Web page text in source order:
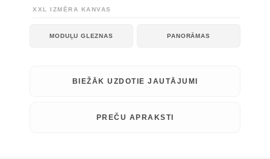
XXL IZMĒRA KANVAS
MODUĻU GLEZNAS PANORĀMAS
BIEŽĀK UZDOTIE JAUTĀJUMI
PREČU APRAKSTI